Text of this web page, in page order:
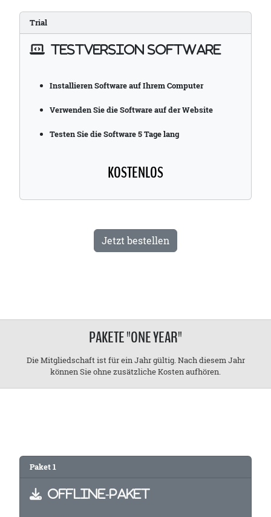
Trial
TESTVERSION SOFTWARE
Installieren Software auf Ihrem Computer
Verwenden Sie die Software auf der Website
Testen Sie die Software 5 Tage lang
KOSTENLOS
Jetzt bestellen
PAKETE "ONE YEAR"
Die Mitgliedschaft ist für ein Jahr gültig. Nach diesem Jahr
können Sie ohne zusätzliche Kosten aufhören.
Paket 1
OFFLINE-PAKET